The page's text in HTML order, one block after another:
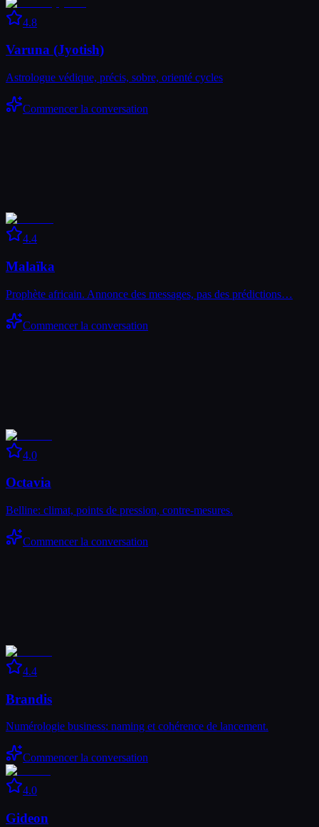
4.8
Varuna (Jyotish)
Astrologue védique, précis, sobre, orienté cycles
Commencer la conversation
4.4
Malaïka
Prophète africain. Annonce des messages, pas des prédictions…
Commencer la conversation
4.0
Octavia
Belline: climat, points de pression, contre-mesures.
Commencer la conversation
4.4
Brandis
Numérologie business: naming et cohérence de lancement.
Commencer la conversation
4.0
Gideon